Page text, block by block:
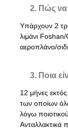
2. Πώς να
Υπάρχουν 2
λιμάνι
αεροπλάνο/
3. Ποια
12 μήνες
των οποίων
λόγω
Ανταλλακτικά